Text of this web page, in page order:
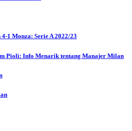
1 Monza: Serie A 2022/23
Pioli: Info Menarik tentang Manajer Milan